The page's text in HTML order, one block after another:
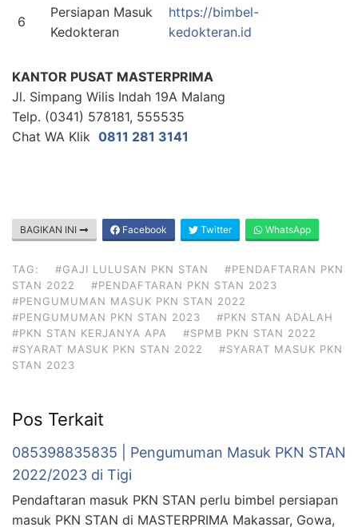
6
Persiapan Masuk
Kedokteran
https://bimbel-
kedokteran.id
KANTOR PUSAT MASTERPRIMA
Jl. Simpang Wilis Indah 19A Malang
Telp. (0341) 578181, 555535
Chat WA Klik 0811 281 3141
BAGIKAN INI Facebook Twitter WhatsApp
TAG: #GAJI LULUSAN PKN STAN
#PENDAFTARAN PKN
STAN 2022
#PENDAFTARAN PKN STAN 2023
#PENGUMUMAN MASUK PKN STAN 2022
#PENGUMUMAN PKN STAN 2023
#PKN STAN ADALAH
#PKN STAN KERJANYA APA
#SPMB PKN STAN 2022
#SYARAT MASUK PKN STAN 2022
#SYARAT MASUK PKN
STAN 2023
Pos Terkait
085398835835 | Pengumuman Masuk PKN STAN
2022/2023 di Tigi
Pendaftaran masuk PKN STAN perlu bimbel persiapan
masuk PKN STAN di MASTERPRIMA Makassar, Gowa,